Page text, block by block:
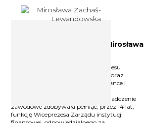
Trener biznesu, doradca Mirosława
Ekspert, trener, wykładowca z zakresu
przeciwdziałania praniu pieniędzy oraz
finansowaniu terroryzmu, Compliance i
instytucjach obowiązanych. Doświadczenie
zawodowe zdobywała pełniąc, przez 14 lat,
funkcję Wiceprezesa Zarządu instytucji